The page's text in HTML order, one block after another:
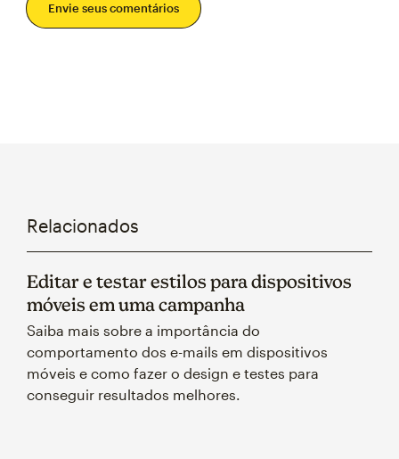
Envie seus comentários
Relacionados
Editar e testar estilos para dispositivos
móveis em uma campanha
Saiba mais sobre a importância do
comportamento dos e-mails em dispositivos
móveis e como fazer o design e testes para
conseguir resultados melhores.